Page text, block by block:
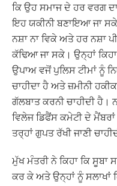
ਕਿ ਉਹ ਸਮਾਜ ਦੇ ਹਰ ਵਰਗ
ਇਹ ਯਕੀਨੀ ਬਣਾਇਆ ਜਾ
ਨਸ਼ਾ ਨਾ ਵਿਕੇ ਅਤੇ ਹਰ ਨਸ਼ਾ
ਕੱਢਿਆ ਜਾ ਸਕੇ। ਉਨ੍ਹਾਂ
ਉਪਾਅ ਵਜੋਂ ਪੁਲਿਸ ਟੀਮਾਂ ਨੂੰ
ਚਾਹੀਦਾ ਹੈ ਅਤੇ ਜ਼ਮੀਨੀ
ਗੱਲਬਾਤ ਕਰਨੀ ਚਾਹੀਦੀ ਹੈ।
ਵਿਲੇਜ ਡਿਫੈਂਸ ਕਮੇਟੀ ਦੇ ਮੈਂਬਰਾਂ
ਤਰ੍ਹਾਂ ਗੁਪਤ ਰੱਖੀ ਜਾਣੀ
ਮੁੱਖ ਮੰਤਰੀ ਨੇ ਕਿਹਾ ਕਿ ਸੂਬਾ
ਕਰ ਕੇ ਅਤੇ ਉਨ੍ਹਾਂ ਨੂੰ ਸਲਾਖਾਂ